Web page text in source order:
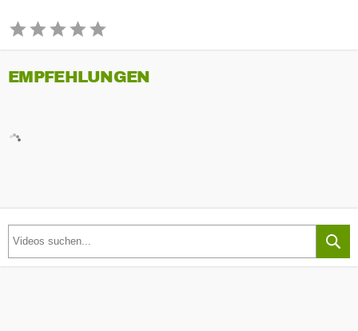
EMPFEHLUNGEN